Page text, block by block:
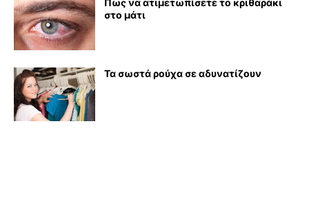
Πως να ατιμετωπίσετε το κριθαράκι
στο μάτι
Τα σωστά ρούχα σε αδυνατίζουν